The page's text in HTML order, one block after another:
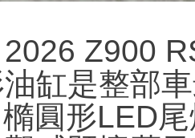
Z900
缸是整部
圓形LED